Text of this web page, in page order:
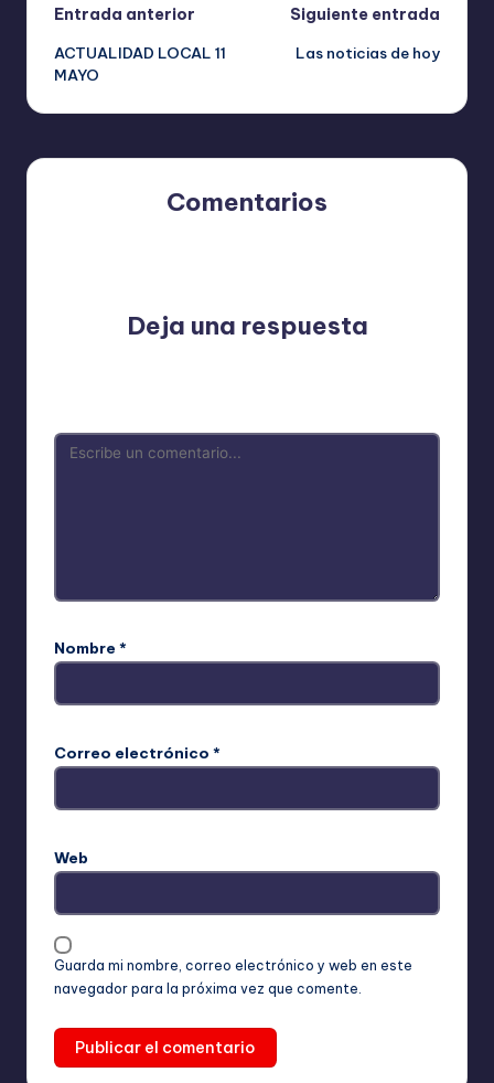
Navegación
de
entradas
Entrada anterior
ACTUALIDAD LOCAL 11
MAYO
Siguiente entrada
Las noticias de hoy
Comentarios
Deja una respuesta
Nombre *
Correo electrónico *
Web
Guarda mi nombre, correo electrónico y web en este
navegador para la próxima vez que comente.